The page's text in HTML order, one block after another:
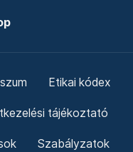
Etikai kódex
tájékoztató
Szabályzatok